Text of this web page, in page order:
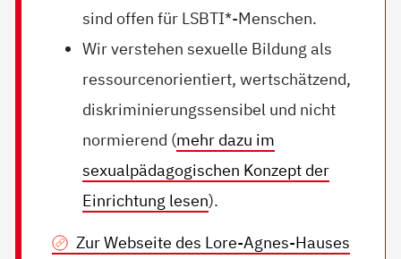
sind offen für LSBTI*-Menschen.
Wir verstehen sexuelle Bildung als
ressourcenorientiert, wertschätzend,
diskriminierungssensibel und nicht
normierend (mehr dazu im
sexualpädagogischen Konzept der
Einrichtung lesen).
Zur Webseite des Lore-Agnes-Hauses